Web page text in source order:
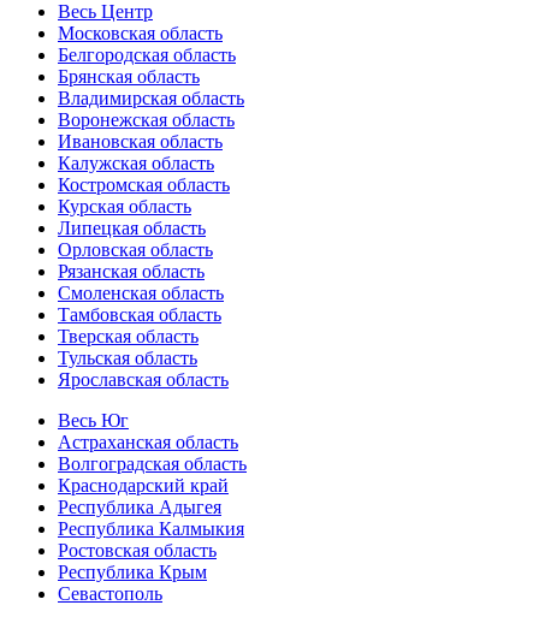
Весь Центр
Московская область
Белгородская область
Брянская область
Владимирская область
Воронежская область
Ивановская область
Калужская область
Костромская область
Курская область
Липецкая область
Орловская область
Рязанская область
Смоленская область
Тамбовская область
Тверская область
Тульская область
Ярославская область
Весь Юг
Астраханская область
Волгоградская область
Краснодарский край
Республика Адыгея
Республика Калмыкия
Ростовская область
Республика Крым
Севастополь